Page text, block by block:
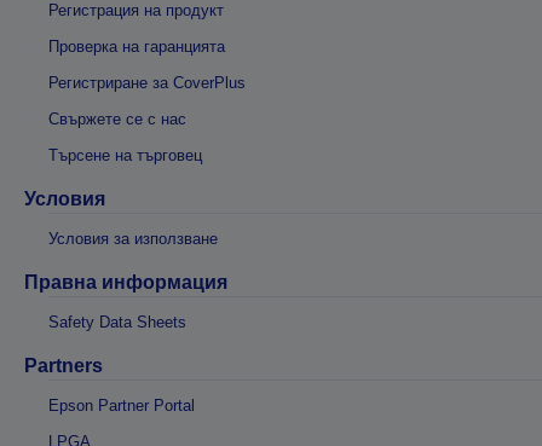
Регистрация на продукт
Проверка на гаранцията
Регистриране за CoverPlus
Свържете се с нас
Търсене на търговец
Условия
Условия за използване
Правна информация
Safety Data Sheets
Partners
Epson Partner Portal
LPGA